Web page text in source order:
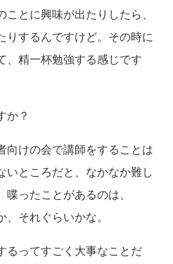
とに興味が出たりしたら、
りするんですけど。その時に
、精一杯勉強する感じです
か？
けの会で講師をすることは
いところだと、なかなか難し
ったことがあるのは、
それぐらいかな。
ってすごく大事なことだ